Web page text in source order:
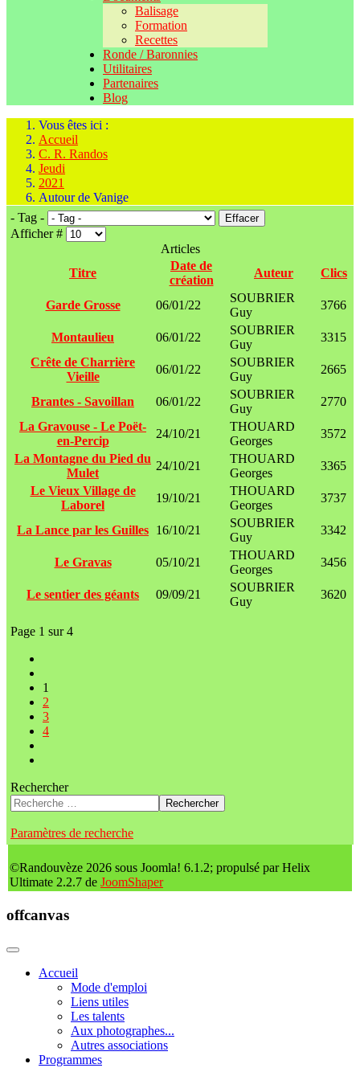
Balisage
Formation
Recettes
Ronde / Baronnies
Utilitaires
Partenaires
Blog
Vous êtes ici :
Accueil
C. R. Randos
Jeudi
2021
Autour de Vanige
- Tag -
Effacer
Afficher #
Articles
Titre
Date de
création
Auteur Clics
Garde Grosse 06/01/22
SOUBRIER
Guy
3766
Montaulieu 06/01/22
SOUBRIER
Guy
3315
Crête de Charrière
Vieille
06/01/22
SOUBRIER
Guy
2665
Brantes - Savoillan 06/01/22
SOUBRIER
Guy
2770
La Gravouse - Le Poët-
en-Percip
24/10/21
THOUARD
Georges
3572
La Montagne du Pied du
Mulet
24/10/21
THOUARD
Georges
3365
Le Vieux Village de
Laborel
19/10/21
THOUARD
Georges
3737
La Lance par les Guilles 16/10/21
SOUBRIER
Guy
3342
Le Gravas 05/10/21
THOUARD
Georges
3456
Le sentier des géants 09/09/21
SOUBRIER
Guy
3620
Page 1 sur 4
1
2
3
4
Rechercher
Rechercher
Paramètres de recherche
©Randouvèze 2026 sous Joomla! 6.1.2; propulsé par Helix
Ultimate 2.2.7 de JoomShaper
offcanvas
Accueil
Mode d'emploi
Liens utiles
Les talents
Aux photographes...
Autres associations
Programmes